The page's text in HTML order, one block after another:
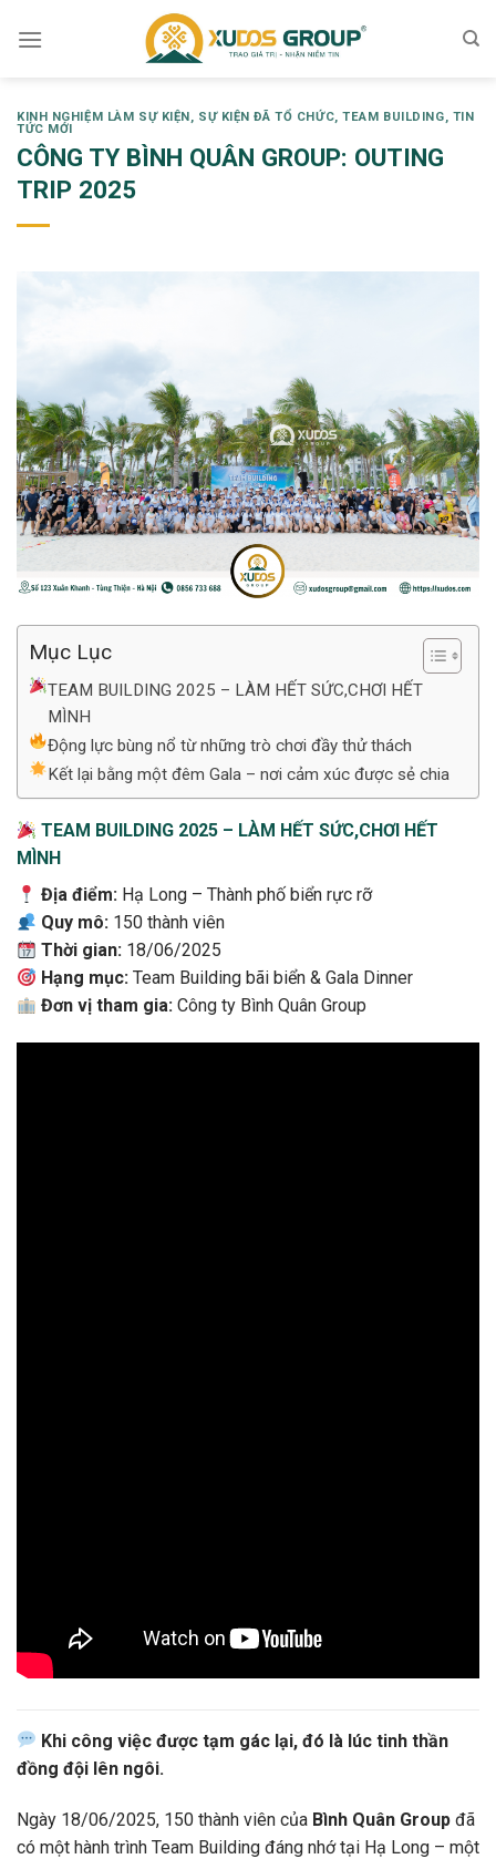
KINH NGHIỆM LÀM SỰ KIỆN, SỰ KIỆN ĐÃ TỔ CHỨC,TEAM BUILDING, TIN
TỨC MỚI
CÔNG TY BÌNH QUÂN GROUP: OUTING
TRIP 2025
Mục Lục
TEAM BUILDING 2025 – LÀM HẾT SỨC,CHƠI HẾT
MÌNH
Động lực bùng nổ từ những trò chơi đầy thử thách
Kết lại bằng một đêm Gala – nơi cảm xúc được sẻ chia
TEAM BUILDING 2025 – LÀM HẾT SỨC,CHƠI HẾT
MÌNH
Địa điểm: Hạ Long – Thành phố biển rực rỡ
Quy mô: 150 thành viên
Thời gian: 18/06/2025
Hạng mục: Team Building bãi biển & Gala Dinner
Đơn vị tham gia: Công ty Bình Quân Group
Khi công việc được tạm gác lại, đó là lúc tinh thần
đồng đội lên ngôi.
Ngày 18/06/2025, 150 thành viên của Bình Quân Group đã
có một hành trình Team Building đáng nhớ tại Hạ Long – một